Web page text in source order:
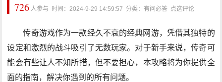
726 人参与 时间：2024-9-29 14:59:57 分类：有问必答 点这评论
传奇游戏作为一款经久不衰的经典网游，凭借其独特的
设定和激烈的战斗吸引了无数玩家。对于新手来说，传奇可
能会有些让人不知所措，但不要担心，本攻略将为你提供全
面的指南，解决你遇到的所有问题。